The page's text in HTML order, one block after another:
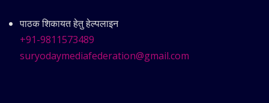
पाठक शिकायत हेतु हेल्पलाइन
+91-9811573489
suryodaymediafederation@gmail.com